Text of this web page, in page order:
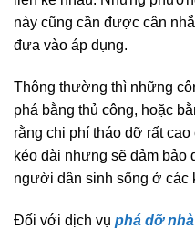
này cũng cần được cân
đưa vào áp dụng.
Thông thường thì những
phá bằng thủ công, hoặc
rằng chi phí tháo dỡ rất
kéo dài nhưng sẽ đảm bảo
người dân sinh sống ở các
Đối với dịch vụ phá dỡ